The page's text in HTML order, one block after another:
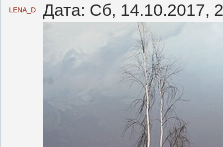
LENA_D Дата: Сб, 14.10.2017,